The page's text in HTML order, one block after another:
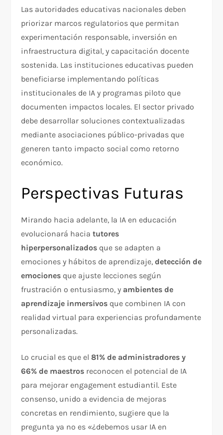
Las autoridades educativas nacionales deben
priorizar marcos regulatorios que permitan
experimentación responsable, inversión en
infraestructura digital, y capacitación docente
sostenida. Las instituciones educativas pueden
beneficiarse implementando políticas
institucionales de IA y programas piloto que
documenten impactos locales. El sector privado
debe desarrollar soluciones contextualizadas
mediante asociaciones público-privadas que
generen tanto impacto social como retorno
económico.
Perspectivas Futuras
Mirando hacia adelante, la IA en educación
evolucionará haciatutores
hiperpersonalizados que se adapten a
emociones y hábitos de aprendizaje,detección de
emociones que ajuste lecciones según
frustración o entusiasmo, y ambientes de
aprendizaje inmersivos que combinen IA con
realidad virtual para experiencias profundamente
personalizadas.​
Lo crucial es que el81% de administradores y
66% de maestros reconocen el potencial de IA
para mejorar engagement estudiantil. Este
consenso, unido a evidencia de mejoras
concretas en rendimiento, sugiere que la
pregunta ya no es «¿debemos usar IA en